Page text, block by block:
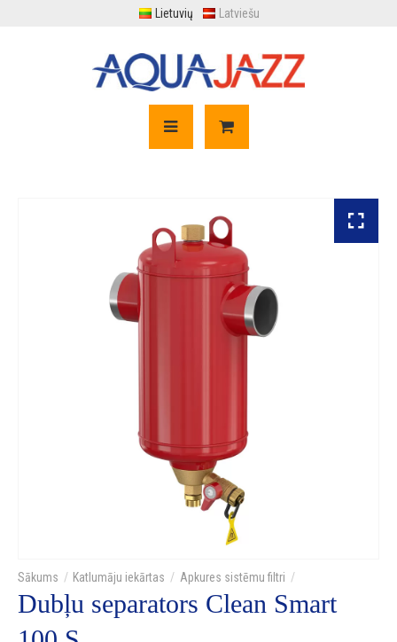
Lietuvių Latviešu
Katlumāju iekārtas Apkures sistēmu filtri
Dubļu separators Clean Smart